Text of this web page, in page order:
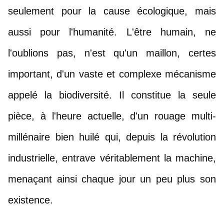
seulement pour la cause écologique, mais
aussi pour l'humanité. L'être humain, ne
l'oublions pas, n'est qu'un maillon, certes
important, d'un vaste et complexe mécanisme
appelé la biodiversité. Il constitue la seule
pièce, à l'heure actuelle, d'un rouage multi-
millénaire bien huilé qui, depuis la révolution
industrielle, entrave véritablement la machine,
menaçant ainsi chaque jour un peu plus son
existence.